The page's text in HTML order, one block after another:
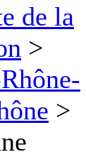
de la
>
>